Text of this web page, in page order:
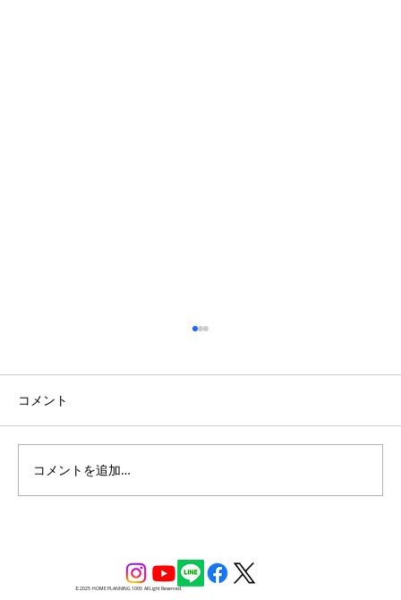
コメント
コメントを追加…
© 2025 HOME PLANNING 1000 All Light Reserved.